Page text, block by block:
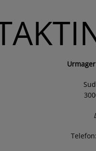
Telefon: